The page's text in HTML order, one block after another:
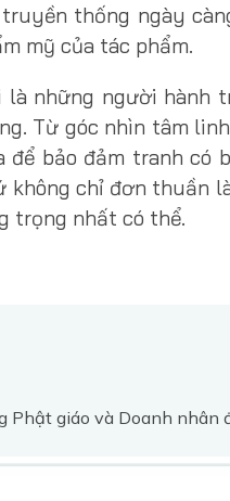
thống ngày
mỹ của tác phẩm.
là những người hành
Từ góc nhìn tâm
để bảo đảm tranh có
không chỉ đơn thuần
trọng nhất có thể.
Phật giáo và Doanh nhân